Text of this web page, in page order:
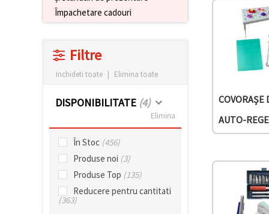
dumneavoastră,
Împachetare cadouri
Filtre
Inchideti toate | Elimina toate
DISPONIBILITATE (4)
Elimina
În Stoc (456)
Produse noi (3)
Produse Top (135)
Reducere pentru cantitati
(363)
COVORAȘE
AUTO-